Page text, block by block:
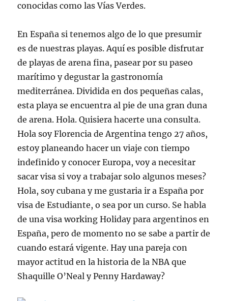
conocidas como las Vías Verdes.
En España si tenemos algo de lo que presumir
es de nuestras playas. Aquí es posible disfrutar
de playas de arena fina, pasear por su paseo
marítimo y degustar la gastronomía
mediterránea. Dividida en dos pequeñas calas,
esta playa se encuentra al pie de una gran duna
de arena. Hola. Quisiera hacerte una consulta.
Hola soy Florencia de Argentina tengo 27 años,
estoy planeando hacer un viaje con tiempo
indefinido y conocer Europa, voy a necesitar
sacar visa si voy a trabajar solo algunos meses?
Hola, soy cubana y me gustaria ir a España por
visa de Estudiante, o sea por un curso. Se habla
de una visa working Holiday para argentinos en
España, pero de momento no se sabe a partir de
cuando estará vigente. Hay una pareja con
mayor actitud en la historia de la NBA que
Shaquille O’Neal y Penny Hardaway?